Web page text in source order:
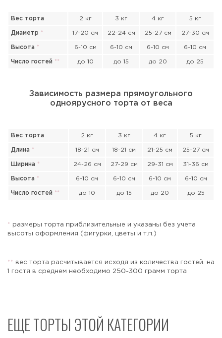
Вес торта 2 кг 3 кг 4 кг 5 кг
Диаметр * 17-20 см 22-24 см 25-27 см 27-30 см
Высота * 6-10 см 6-10 см 6-10 см 6-10 см
Число гостей ** до 10 до 15 до 20 до 25
Зависимость размера прямоугольного
одноярусного торта от веса
Вес торта 2 кг 3 кг 4 кг 5 кг
Длина * 18-21 см 18-21 см 21-25 см 25-27 см
Ширина * 24-26 см 27-29 см 29-31 см 31-36 см
Высота * 6-10 см 6-10 см 6-10 см 6-10 см
Число гостей ** до 10 до 15 до 20 до 25
*
размеры торта приблизительные и указаны без учета
высоты оформления (фигурки, цветы и т.п.)
* *
вес торта расчитывается исходя из количества гостей. на
1 гостя в среднем необходимо 250-300 грамм торта
ЕЩЕ ТОРТЫ ЭТОЙ КАТЕГОРИИ
Прикрепить файл или фото
Отправить